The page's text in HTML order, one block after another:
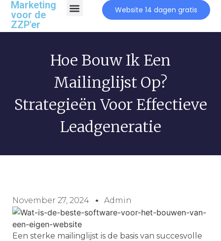
Marketing
voor de
ZZP'er
Website 14 dagen gratis
Hoe Bouw Ik Een
Mailinglijst Op?
Strategieën Voor Effectieve
Leadgeneratie
November 27, 2024 Admin
Een sterke mailinglijst is de basis van succesvolle